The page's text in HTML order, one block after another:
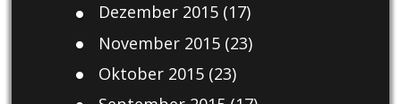
Dezember 2015(17)
November 2015(23)
Oktober 2015(23)